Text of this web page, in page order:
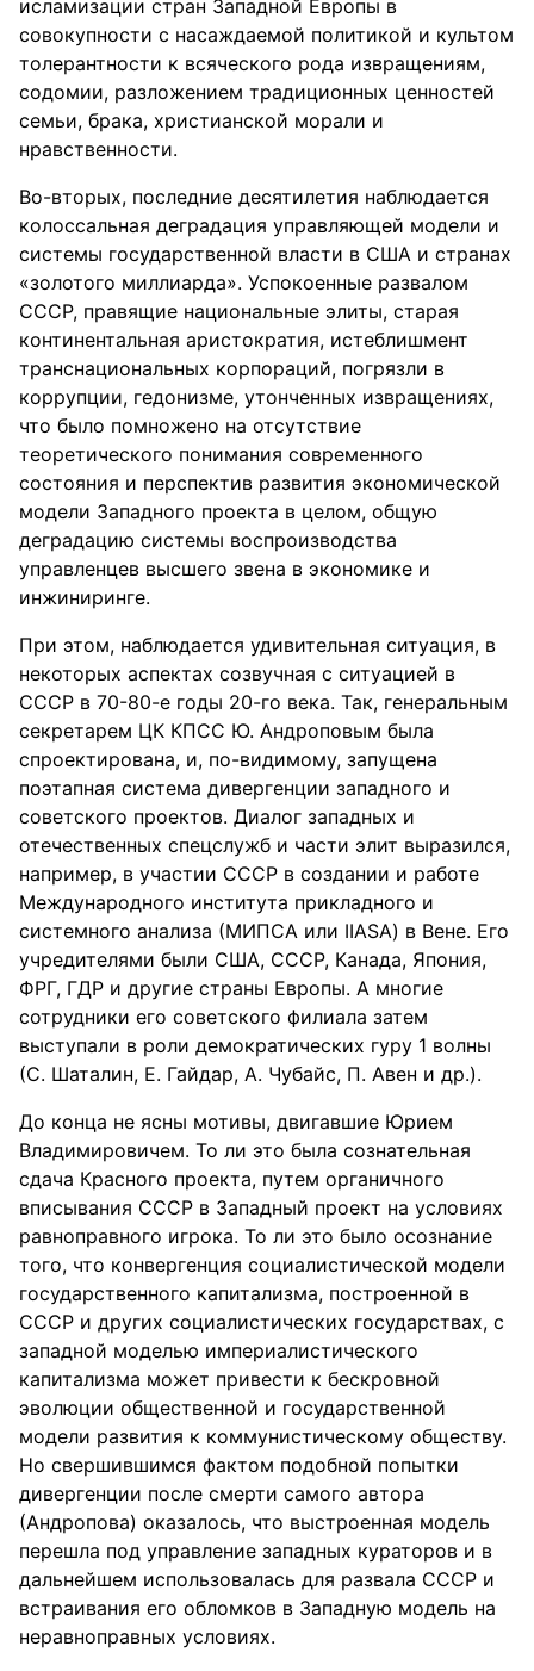
исламизации стран Западной Европы в
совокупности с насаждаемой политикой и культом
толерантности к всяческого рода извращениям,
содомии, разложением традиционных ценностей
семьи, брака, христианской морали и
нравственности.
Во-вторых, последние десятилетия наблюдается
колоссальная деградация управляющей модели и
системы государственной власти в США и странах
«золотого миллиарда». Успокоенные развалом
СССР, правящие национальные элиты, старая
континентальная аристократия, истеблишмент
транснациональных корпораций, погрязли в
коррупции, гедонизме, утонченных извращениях,
что было помножено на отсутствие
теоретического понимания современного
состояния и перспектив развития экономической
модели Западного проекта в целом, общую
деградацию системы воспроизводства
управленцев высшего звена в экономике и
инжиниринге.
При этом, наблюдается удивительная ситуация, в
некоторых аспектах созвучная с ситуацией в
СССР в 70-80-е годы 20-го века. Так, генеральным
секретарем ЦК КПСС Ю. Андроповым была
спроектирована, и, по-видимому, запущена
поэтапная система дивергенции западного и
советского проектов. Диалог западных и
отечественных спецслужб и части элит выразился,
например, в участии СССР в создании и работе
Международного института прикладного и
системного анализа (МИПСА или IIASA) в Вене. Его
учредителями были США, СССР, Канада, Япония,
ФРГ, ГДР и другие страны Европы. А многие
сотрудники его советского филиала затем
выступали в роли демократических гуру 1 волны
(С. Шаталин, Е. Гайдар, А. Чубайс, П. Авен и др.).
До конца не ясны мотивы, двигавшие Юрием
Владимировичем. То ли это была сознательная
сдача Красного проекта, путем органичного
вписывания СССР в Западный проект на условиях
равноправного игрока. То ли это было осознание
того, что конвергенция социалистической модели
государственного капитализма, построенной в
СССР и других социалистических государствах, с
западной моделью империалистического
капитализма может привести к бескровной
эволюции общественной и государственной
модели развития к коммунистическому обществу.
Но свершившимся фактом подобной попытки
дивергенции после смерти самого автора
(Андропова) оказалось, что выстроенная модель
перешла под управление западных кураторов и в
дальнейшем использовалась для развала СССР и
встраивания его обломков в Западную модель на
неравноправных условиях.